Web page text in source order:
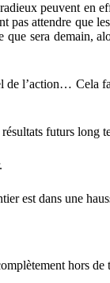
peuvent en
attendre que
sera demain,
l’action… Cela
futurs long
est dans une
hors de